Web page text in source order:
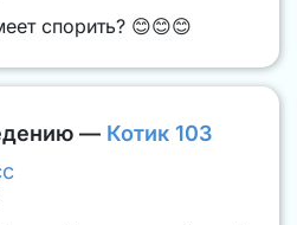
спорить? 😊😊😊
— Котик 103